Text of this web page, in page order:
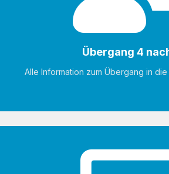
Übergang 4
Alle Information zum Übergang in